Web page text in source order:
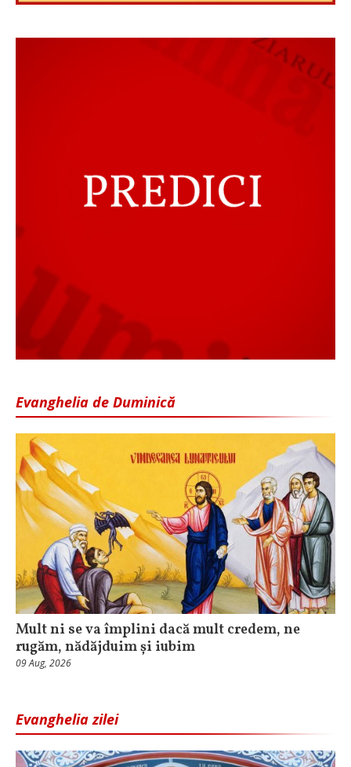
Evanghelia de Duminică
Mult ni se va împlini dacă mult credem, ne
rugăm, nădăjduim și iubim
09 Aug, 2026
Evanghelia zilei